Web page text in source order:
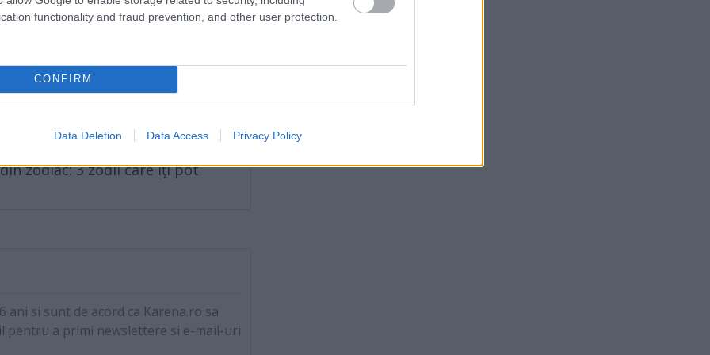
functionality and fraud prevention, and other user protection.
CONFIRM
Data Deletion Data Access Privacy Policy
de dragoste
tineri aleg sa doarmă de la
pierd rapid interesul în dragoste
zodiac: 3 zodii care îți pot
ani si sunt de acord ca Karena.ro sa
pentru a primi newslettere si e-mail-uri